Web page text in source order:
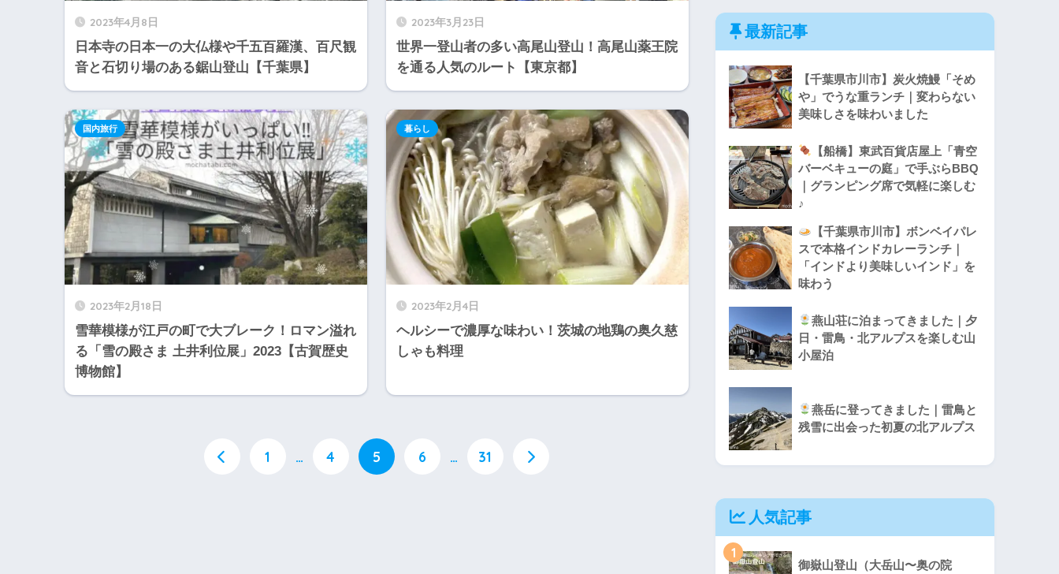
2023年4月8日
日本寺の日本一の大仏様や千五百羅漢、百尺観
音と石切り場のある鋸山登山【千葉県】
2023年3月23日
世界一登山者の多い高尾山登山！高尾山薬王院
を通る人気のルート【東京都】
2023年2月18日
雪華模様が江戸の町で大ブレーク！ロマン溢れ
る「雪の殿さま 土井利位展」2023【古賀歴史
博物館】
国内旅行
2023年2月4日
ヘルシーで濃厚な味わい！茨城の地鶏の奥久慈
しゃも料理
暮らし
1 … 4 5 6 … 31
最新記事
【千葉県市川市】炭火焼鰻「そめ
や」でうな重ランチ｜変わらない
美味しさを味わいました
【船橋】東武百貨店屋上「青空
バーベキューの庭」で手ぶらBBQ
｜グランピング席で気軽に楽しむ
♪
【千葉県市川市】ボンベイパレ
スで本格インドカレーランチ｜
「インドより美味しいインド」を
味わう
燕山荘に泊まってきました｜夕
日・雷鳥・北アルプスを楽しむ山
小屋泊
燕岳に登ってきました｜雷鳥と
残雪に出会った初夏の北アルプス
人気記事
1
御嶽山登山（大岳山〜奥の院